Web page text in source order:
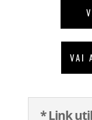
VAI
* Link